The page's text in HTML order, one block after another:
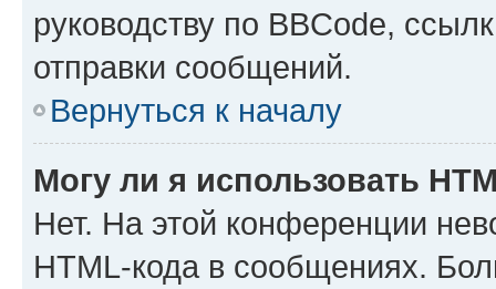
руководству по BBCode,
отправки сообщений.
Вернуться к началу
Могу ли я использовать
Нет. На этой конференции
HTML-кода в сообщениях.